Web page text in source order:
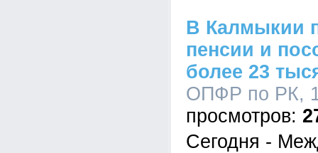
В Калмыкии
пенсии и
более 23
ОПФР по РК,
Сегодня -